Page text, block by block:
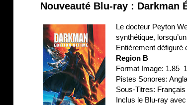
Nouveauté Blu-ray : Darkman
Le docteur Peyton
synthétique,
Entièrement défiguré
Region B
Format Image: 1.85
Pistes Sonores:
Sous-Titres: Français
Inclus le Blu-ray